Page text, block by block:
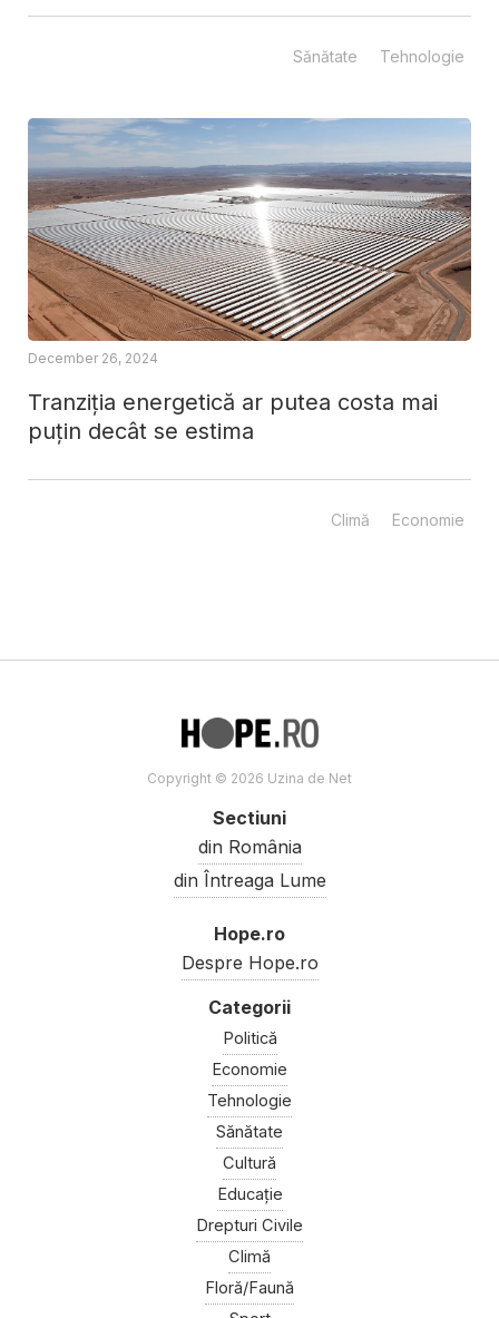
Sănătate Tehnologie
Tranziția energetică ar putea costa mai
puțin decât se estima
December 26, 2024
Climă Economie
Copyright © 2026 Uzina de Net
Sectiuni
din România
din Întreaga Lume
Hope.ro
Despre Hope.ro
Politică
Economie
Tehnologie
Sănătate
Cultură
Educație
Drepturi Civile
Climă
Floră/Faună